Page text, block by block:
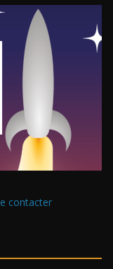
contacter